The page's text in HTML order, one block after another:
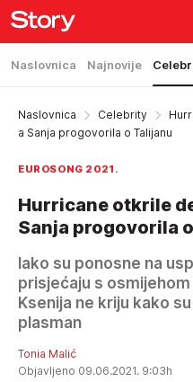
Naslovnica Najnovije
Naslovnica Celebrity
a Sanja progovorila o Talijanu
EUROSONG 2021.
Hurricane otkrile
Sanja progovorila
Iako su ponosne na
prisjećaju s osmijehom
Ksenija ne kriju kako
plasman
Tonia Malić
Objavljeno 09.06.2021. 9:03h